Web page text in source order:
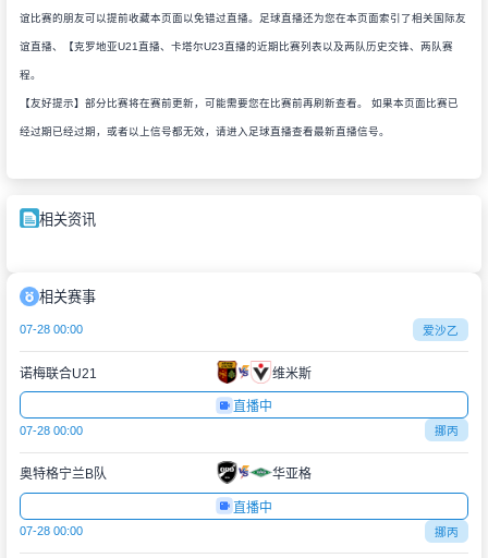
谊比赛的朋友可以提前收藏本页面以免错过直播。足球直播还为您在本页面索引了相关国际友
谊直播、【克罗地亚U21直播、卡塔尔U23直播的近期比赛列表以及两队历史交锋、两队赛
程。
【友好提示】部分比赛将在赛前更新，可能需要您在比赛前再刷新查看。 如果本页面比赛已
经过期已经过期，或者以上信号都无效，请进入足球直播查看最新直播信号。
相关资讯
相关赛事
07-28 00:00 爱沙乙
诺梅联合U21 维米斯
直播中
07-28 00:00 挪丙
奥特格宁兰B队 华亚格
直播中
07-28 00:00 挪丙